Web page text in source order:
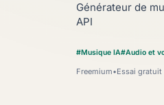
Générateur de
API
#Musique IA#Audio et
Freemium•Essai gratuit